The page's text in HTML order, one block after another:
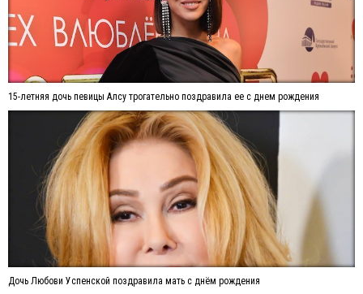
15-летняя дочь певицы Алсу трогательно поздравила ее с днем рождения
Дочь Любови Успенской поздравила мать с днём рождения